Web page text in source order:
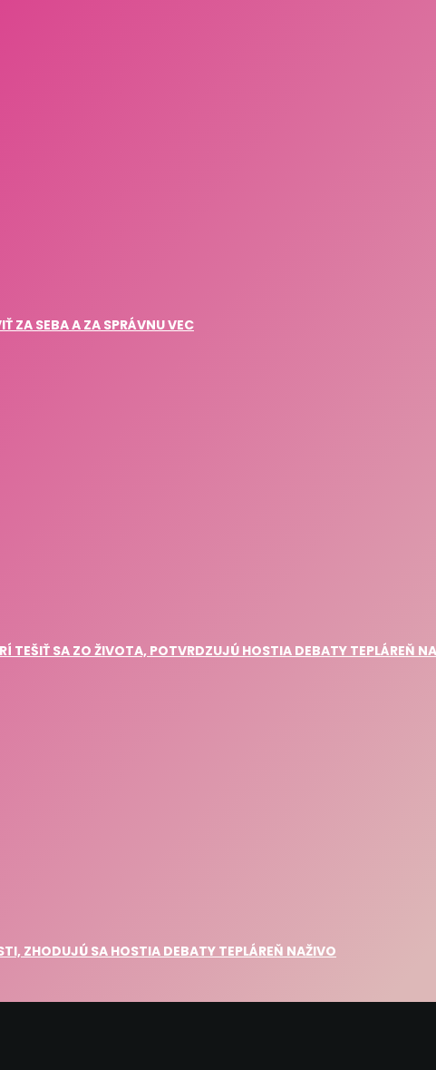
ZA SEBA A ZA SPRÁVNU VEC
TEŠIŤ SA ZO ŽIVOTA, POTVRDZUJÚ HOSTIA DEBATY TEPLÁREŇ
ZHODUJÚ SA HOSTIA DEBATY TEPLÁREŇ NAŽIVO